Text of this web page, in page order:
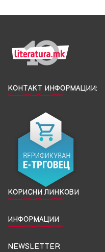
КОНТАКТ ИНФОРМАЦИИ:
КОРИСНИ ЛИНКОВИ
ИНФОРМАЦИИ
NEWSLETTER